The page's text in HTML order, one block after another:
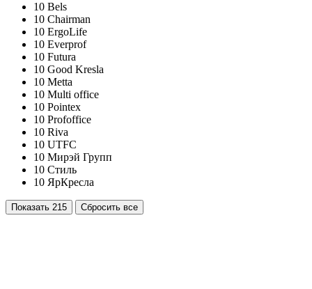
10 Bels
10 Chairman
10 ErgoLife
10 Everprof
10 Futura
10 Good Kresla
10 Metta
10 Multi office
10 Pointex
10 Profoffice
10 Riva
10 UTFC
10 Мирэй Групп
10 Стиль
10 ЯрКресла
Показать 215 Сбросить все